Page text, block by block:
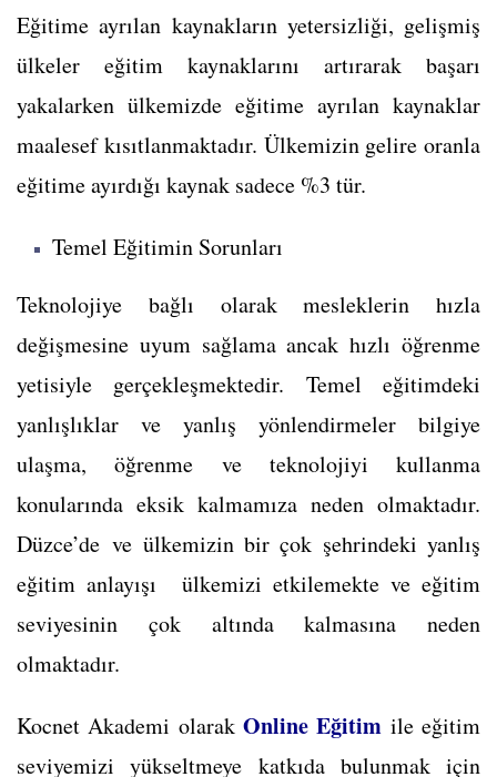
Eğitime ayrılan kaynakların yetersizliği, gelişmiş
ülkeler eğitim kaynaklarını artırarak başarı
yakalarken ülkemizde eğitime ayrılan kaynaklar
maalesef kısıtlanmaktadır. Ülkemizin gelire oranla
eğitime ayırdığı kaynak sadece %3 tür.
Temel Eğitimin Sorunları
Teknolojiye bağlı olarak mesleklerin hızla
değişmesine uyum sağlama ancak hızlı öğrenme
yetisiyle gerçekleşmektedir. Temel eğitimdeki
yanlışlıklar ve yanlış yönlendirmeler bilgiye
ulaşma, öğrenme ve teknolojiyi kullanma
konularında eksik kalmamıza neden olmaktadır.
Düzce’de ve ülkemizin bir çok şehrindeki yanlış
eğitim anlayışı ülkemizi etkilemekte ve eğitim
seviyesinin çok altında kalmasına neden
olmaktadır.
Kocnet Akademi olarak Online Eğitim ile eğitim
seviyemizi yükseltmeye katkıda bulunmak için